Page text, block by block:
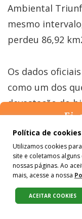
Ambiental
mesmo
perdeu 86,92
Os dados
como um dos
devastação do
foi o pior em
últimas três
exatamente a
intensificar a
forma de
instituiçõesCompartilhe:
Política de cookies
Utilizamos cookies
site e coletamos
nossas páginas. Ao
mais, acesse a nossa
ACEITAR COOKIES
Ei,
Pense na
colunistas e